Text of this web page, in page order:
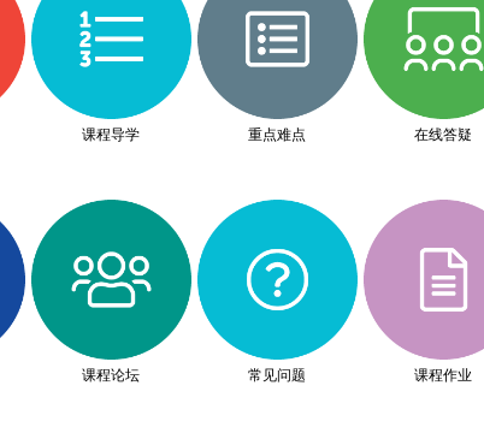
课程导学 重点难点 在线答疑
课程论坛 常见问题 课程作业